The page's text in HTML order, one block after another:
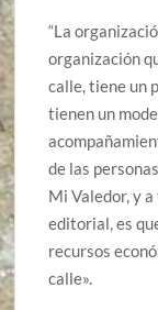
“La
organización
calle, tiene un
tienen un
de las
Mi Valedor, y
editorial, es
recursos
calle».